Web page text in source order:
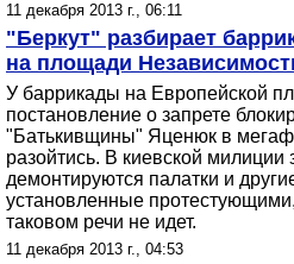
11 декабря 2013 г., 06:11
"Беркут" разбирает
на площади
У баррикады на Европейской
постановление о запрете
"Батькивщины" Яценюк в
разойтись. В киевской милиции
демонтируются палатки и
установленные
таковом речи не идет.
11 декабря 2013 г., 04:53